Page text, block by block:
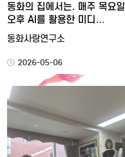
동화의 집에서는. 매주 목요일
오후 AI를 활용한 미디…
동화사랑연구소
2026-05-06